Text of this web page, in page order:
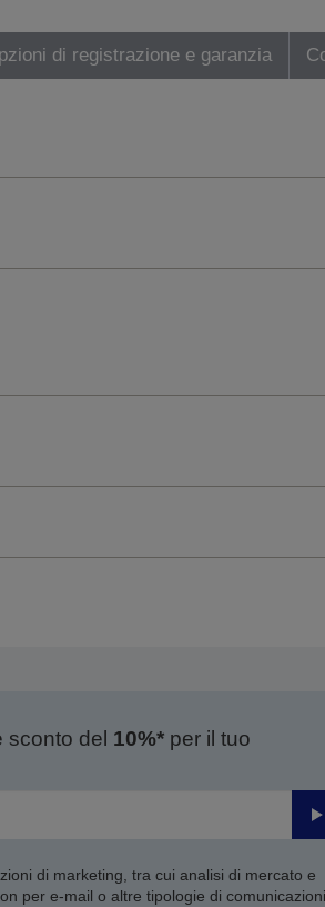
di registrazione e garanzia
del 10%*per il tuo
di marketing, tra cui analisi di mercato e
per e-mail o altre tipologie di comunicazioni